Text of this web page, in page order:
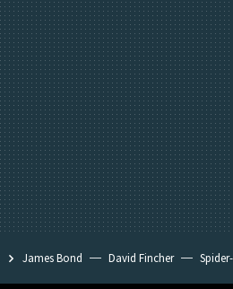
James Bond David Fincher